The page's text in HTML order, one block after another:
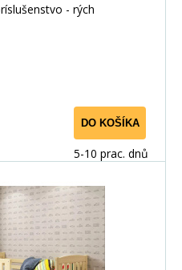
- rých
DO KOŠÍKA
5-10 prac. dnů